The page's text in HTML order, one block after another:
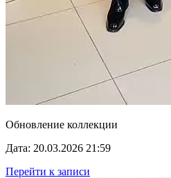
Обновление коллекции
Дата: 20.03.2026 21:59
Перейти к записи